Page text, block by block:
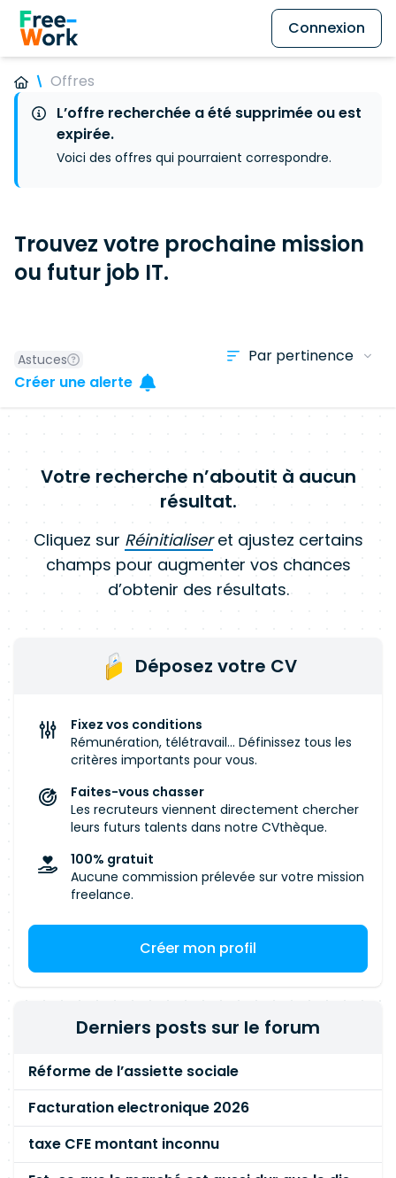
Connexion
Offres
L’offre recherchée a été supprimée ou est
expirée.
Voici des offres qui pourraient correspondre.
Trouvez votre prochaine mission
ou futur job IT.
Astuces
Créer une alerte
Votre recherche n’aboutit à aucun
résultat.
Cliquez sur Réinitialiseret ajustez certains
champs pour augmenter vos chances
d’obtenir des résultats.
Déposez votre CV
Fixez vos conditions
Rémunération, télétravail... Définissez tous les
critères importants pour vous.
Faites-vous chasser
Les recruteurs viennent directement chercher
leurs futurs talents dans notre CVthèque.
100% gratuit
Aucune commission prélevée sur votre mission
freelance.
Créer mon profil
Derniers posts sur le forum
Réforme de l’assiette sociale
Facturation electronique 2026
taxe CFE montant inconnu